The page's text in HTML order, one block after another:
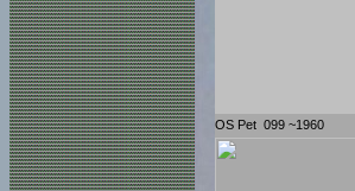
OS Pet 099 ~1960